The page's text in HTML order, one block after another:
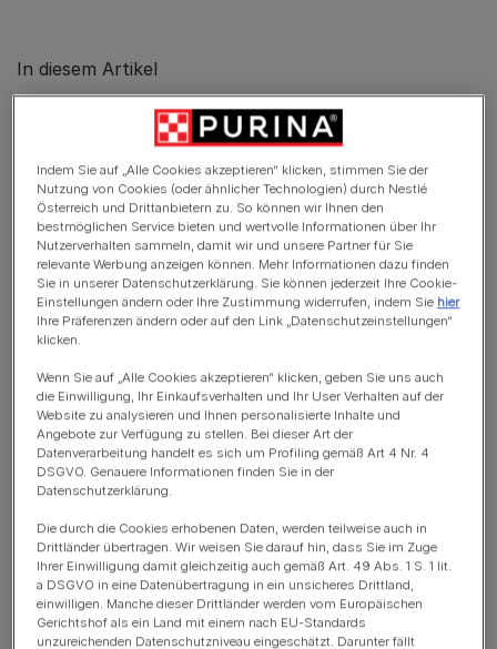
In diesem Artikel
Können Katzen im Dunkeln sehen?
Warum können Katzen im Dunkeln sehen?
Katzenaugen sind intelligent gemacht
Wie Katzen die Welt sehen
Der Schlafzyklus der Katze?
1. REM-Schlaf
2. Tiefschlaf
Katze zuckt im Schlaf - warum macht sie das?
Können Katzen im Dunkeln
Indem Sie auf „Alle Cookies akzeptieren“ klicken, stimmen Sie der
Nutzung von Cookies (oder ähnlicher Technologien) durch Nestlé
Österreich und Drittanbietern zu. So können wir Ihnen den
bestmöglichen Service bieten und wertvolle Informationen über Ihr
Nutzerverhalten sammeln, damit wir und unsere Partner für Sie
relevante Werbung anzeigen können. Mehr Informationen dazu finden
Sie in unserer Datenschutzerklärung. Sie können jederzeit Ihre Cookie-
Einstellungen ändern oder Ihre Zustimmung widerrufen, indem Sie hier
Ihre Präferenzen ändern oder auf den Link „Datenschutzeinstellungen“
klicken.
Wenn Sie auf „Alle Cookies akzeptieren“ klicken, geben Sie uns auch
die Einwilligung, Ihr Einkaufsverhalten und Ihr User Verhalten auf der
Website zu analysieren und Ihnen personalisierte Inhalte und
Angebote zur Verfügung zu stellen. Bei dieser Art der
Datenverarbeitung handelt es sich um Profiling gemäß Art 4 Nr. 4
DSGVO. Genauere Informationen finden Sie in der
Datenschutzerklärung.
Die durch die Cookies erhobenen Daten, werden teilweise auch in
Drittländer übertragen. Wir weisen Sie darauf hin, dass Sie im Zuge
Ihrer Einwilligung damit gleichzeitig auch gemäß Art. 49 Abs. 1 S. 1 lit.
a DSGVO in eine Datenübertragung in ein unsicheres Drittland,
einwilligen. Manche dieser Drittländer werden vom Europäischen
Gerichtshof als ein Land mit einem nach EU-Standards
unzureichenden Datenschutzniveau eingeschätzt. Darunter fällt